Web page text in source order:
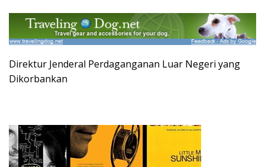
Direktur Jenderal Perdaganganan Luar Negeri yang
Dikorbankan